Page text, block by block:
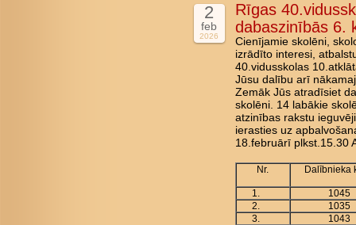
2
feb
2026
Rīgas
dabaszinībās 6.
Cienījamie skolēni,
izrādīto interesi,
40.vidusskolas
Jūsu dalību arī
Zemāk Jūs atradīsiet
skolēni. 14 labākie
atzinības rakstu
ierasties uz
18.februārī plkst.15.30
Nr. Dalībnieka
1.
1045
2.
1035
3.
1043